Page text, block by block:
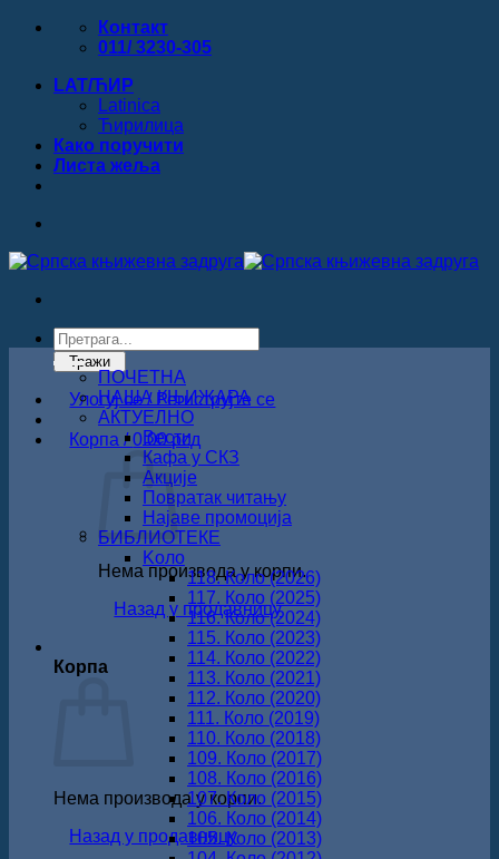
Прескочи
Контакт
011/ 3230-305
LAT/ЋИР
Latinica
Ћирилица
Како поручити
Листa жеља
Products
search
Тражи
Улогуј се / Региструјте се
Корпа /0.00рсд
Нема производа у корпи.
Назад у продавницу
Корпа
Нема производа у корпи.
Назад у продавницу
ПОЧЕТНА
НАША КЊИЖАРА
АКТУЕЛНО
Вести
Кафа у СКЗ
Акције
Повратак читању
Најаве промоција
БИБЛИОТЕКЕ
Koло
118. Коло (2026)
117. Коло (2025)
116. Коло (2024)
115. Коло (2023)
114. Коло (2022)
113. Коло (2021)
112. Коло (2020)
111. Коло (2019)
110. Коло (2018)
109. Коло (2017)
108. Коло (2016)
107. Коло (2015)
106. Коло (2014)
105. Коло (2013)